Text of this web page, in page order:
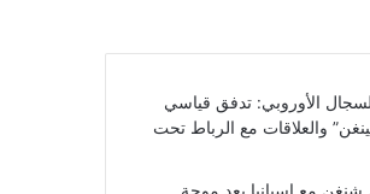
الأوروبي: تدفق قياسي
والعلاقات مع الرباط تحت